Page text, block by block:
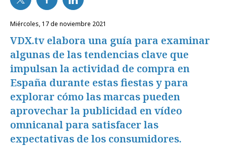
miércoles, 17 de noviembre 2021
VDX.tv elabora una guía para examinar
algunas de las tendencias clave que
impulsan la actividad de compra en
España durante estas fiestas y para
explorar cómo las marcas pueden
aprovechar la publicidad en vídeo
omnicanal para satisfacer las
expectativas de los consumidores.